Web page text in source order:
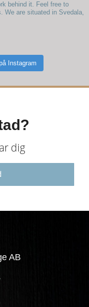
behind it. Feel free to
We are situated in Svedala,
Instagram
dig
AB